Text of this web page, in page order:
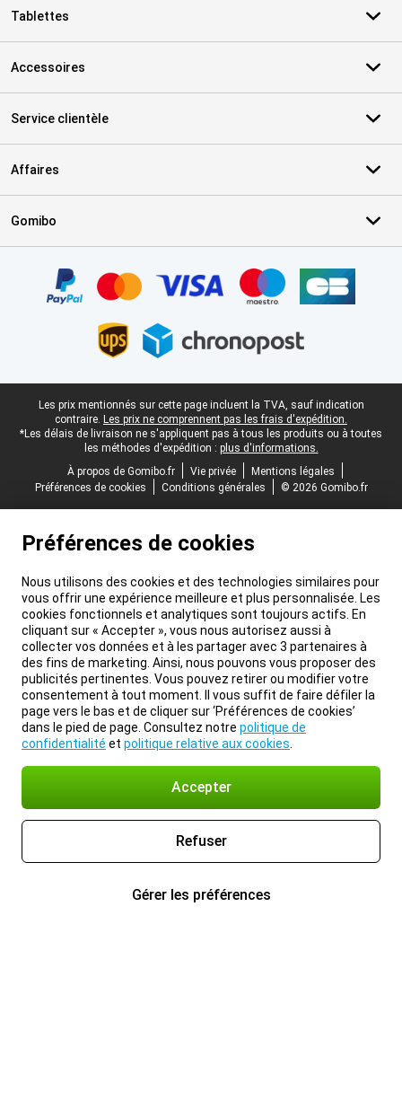
Tablettes
Accessoires
Service clientèle
Affaires
Gomibo
Pied-de-page légal
Les prix mentionnés sur cette page incluent la TVA, sauf indication
contraire. Les prix ne comprennent pas les frais d'expédition.
*Les délais de livraison ne s'appliquent pas à tous les produits ou à toutes
les méthodes d'expédition : plus d'informations.
À propos de Gomibo.fr
Vie privée
Mentions légales
Préférences de cookies
Conditions générales © 2026 Gomibo.fr
Préférences de cookies
Nous utilisons des cookies et des technologies similaires pour
vous offrir une expérience meilleure et plus personnalisée. Les
cookies fonctionnels et analytiques sont toujours actifs. En
cliquant sur « Accepter », vous nous autorisez aussi à
collecter vos données et à les partager avec 3 partenaires à
des fins de marketing. Ainsi, nous pouvons vous proposer des
publicités pertinentes. Vous pouvez retirer ou modifier votre
consentement à tout moment. Il vous suffit de faire défiler la
page vers le bas et de cliquer sur ‘Préférences de cookies’
dans le pied de page. Consultez notre politique de
confidentialité et politique relative aux cookies
Accepter
Refuser
Gérer les préférences